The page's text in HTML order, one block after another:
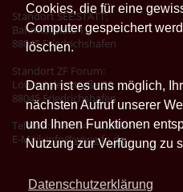
Cookies, die für eine
Computer gespeichert
löschen.
Dann ist es uns möglich,
nächsten Aufruf unserer
und Ihnen Funktionen
Nutzung zur Verfügung zu
Datenschutzerklärung
Standort SEE.STATT:
Bahnhofplatz 1
88045 Friedrichshafen
Standort ZF Forum:
Löwentaler Straße 20
88045 Friedrichshafen
Telefon: +49 7541 40299-11
E-Mail:info@wiwe-fn.de